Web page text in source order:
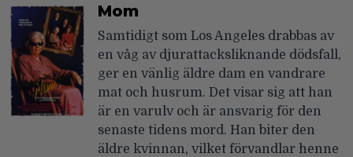
Mom
Samtidigt som Los Angeles drabbas av
en våg av djurattacksliknande dödsfall,
ger en vänlig äldre dam en vandrare
mat och husrum. Det visar sig att han
är en varulv och är ansvarig för den
senaste tidens mord. Han biter den
äldre kvinnan, vilket förvandlar henne